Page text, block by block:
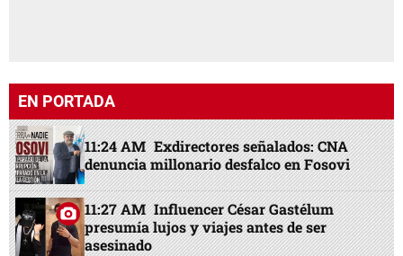
EN PORTADA
11:24 AM Exdirectores señalados: CNA
denuncia millonario desfalco en Fosovi
11:27 AM Influencer César Gastélum
presumía lujos y viajes antes de ser
asesinado